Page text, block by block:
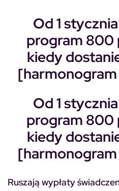
Od 1
program 800
kiedy
Od 1
program 800
kiedy
Ruszają wypłaty